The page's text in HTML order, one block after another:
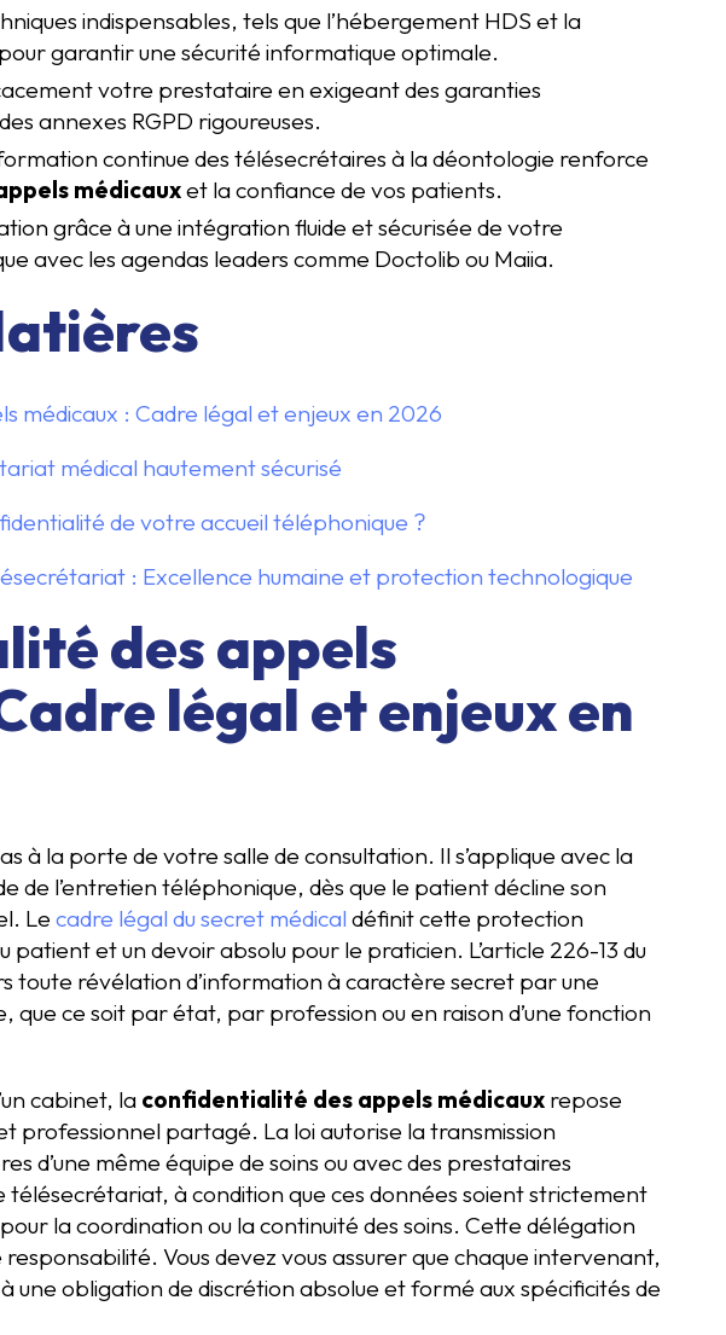
indispensables, tels que l’hébergement HDS et la
garantir une sécurité informatique optimale.
votre prestataire en exigeant des garanties
annexes RGPD rigoureuses.
continue des télésecrétaires à la déontologie renforce
médicauxet la confiance de vos patients.
grâce à une intégration fluide et sécurisée de votre
avec les agendas leaders comme Doctolib ou Maiia.
médicaux : Cadre légal et enjeux en 2026
médical hautement sécurisé
de votre accueil téléphonique ?
: Excellence humaine et protection technologique
des appels
légal et enjeux en
à la porte de votre salle de consultation. Il s’applique avec la
de l’entretien téléphonique, dès que le patient décline son
Le cadre légal du secret médical définit cette protection
et un devoir absolu pour le praticien. L’article 226-13 du
toute révélation d’information à caractère secret par une
que ce soit par état, par profession ou en raison d’une fonction
cabinet, la confidentialité des appels médicaux repose
professionnel partagé. La loi autorise la transmission
d’une même équipe de soins ou avec des prestataires
télésecrétariat, à condition que ces données soient strictement
la coordination ou la continuité des soins. Cette délégation
Vous devez vous assurer que chaque intervenant,
une obligation de discrétion absolue et formé aux spécificités de